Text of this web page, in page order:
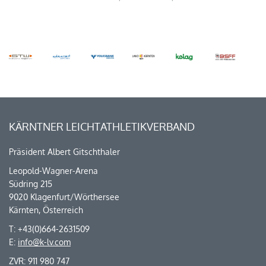
KÄRNTNER LEICHTATHLETIKVERBAND
Präsident Albert Gitschthaler
Leopold-Wagner-Arena
Südring 215
9020 Klagenfurt/Wörthersee
Kärnten, Österreich
T: +43(0)664-2631509
E: info@k-lv.com
ZVR: 911 980 747